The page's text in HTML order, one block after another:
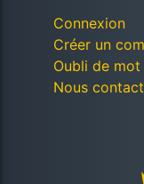
Connexion
Créer un
Oubli de
Nous